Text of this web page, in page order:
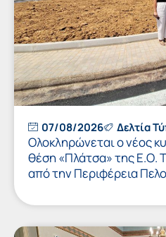
07/08/2026 Δελτία
Ολοκληρώνεται ο νέος
θέση «Πλάτσα» της Ε.Ο.
από την Περιφέρεια